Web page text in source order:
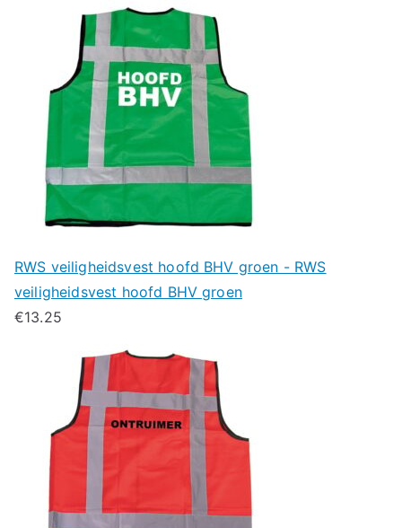
RWS veiligheidsvest hoofd BHV groen - RWS
veiligheidsvest hoofd BHV groen
€13.25